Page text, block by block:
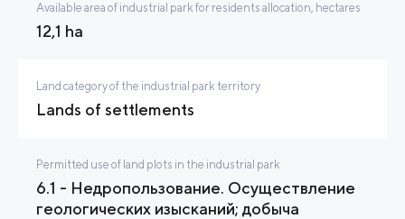
Available area of industrial park for residents allocation, hectares
12,1 ha
Land category of the industrial park territory
Lands of settlements
Permitted use of land plots in the industrial park
6.1 - Недропользование. Осуществление
геологических изысканий; добыча